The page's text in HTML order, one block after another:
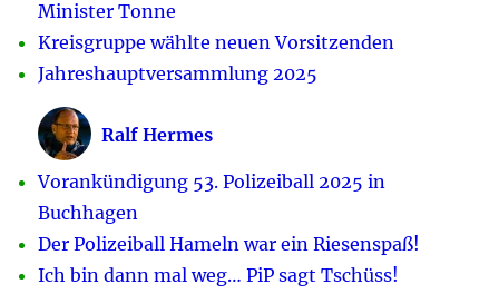
Minister Tonne
Kreisgruppe wählte neuen Vorsitzenden
Jahreshauptversammlung 2025
Ralf Hermes
Vorankündigung 53. Polizeiball 2025 in
Buchhagen
Der Polizeiball Hameln war ein Riesenspaß!
Ich bin dann mal weg… PiP sagt Tschüss!